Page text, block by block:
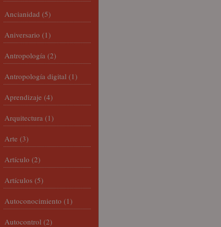
Ancianidad (5)
Aniversario (1)
Antropología (2)
Antropología digital (1)
Aprendizaje (4)
Arquitectura (1)
Arte (3)
Artículo (2)
Artículos (5)
Autoconocimiento (1)
Autocontrol (2)